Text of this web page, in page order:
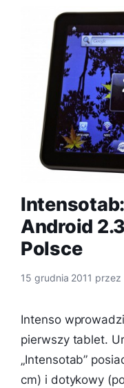
Android
Polsce
15 grudnia 2011 przez
Intenso
pierwszy tablet.
„Intensotab”
cm) i dotykowy